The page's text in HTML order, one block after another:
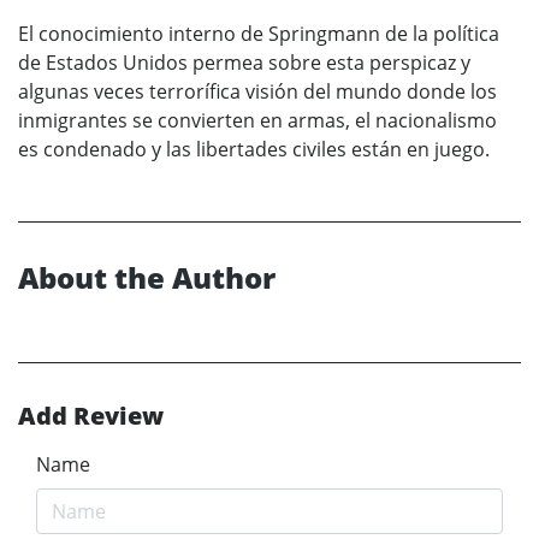
El conocimiento interno de Springmann de la política
de Estados Unidos permea sobre esta perspicaz y
algunas veces terrorífica visión del mundo donde los
inmigrantes se convierten en armas, el nacionalismo
es condenado y las libertades civiles están en juego.
About the Author
Add Review
Name